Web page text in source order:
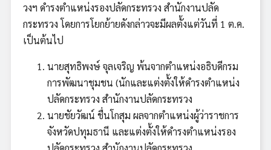
วงฯ ดำรงตำแหน่งรองปลัดกระทรวง สำนักงานปลัด
กระทรวง โดยการโยกย้ายดังกล่าวจะมีผลตั้งแต่วันที่ 1 ต.ค.
เป็นต้นไป
นายสุทธิพงษ์ จุลเจริญ พ้นจากตำแหน่งอธิบดีกรม
การพัฒนาชุมชน (นักและแต่งตั้งให้ดำรงตำแหน่ง
ปลัดกระทรวง สำนักงานปลัดกระทรวง
นายชัยวัฒน์ ชื่นโกสุม ผลจากตำแหน่งผู้ว่าราชการ
จังหวัดปทุมธานี และแต่งตั้งให้ดำรงตำแหน่งรอง